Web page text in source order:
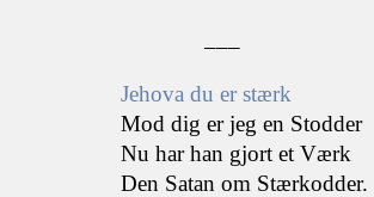
Jehova du er stærk
dig er jeg en Stodder
har han gjort et Værk
Satan om Stærkodder.